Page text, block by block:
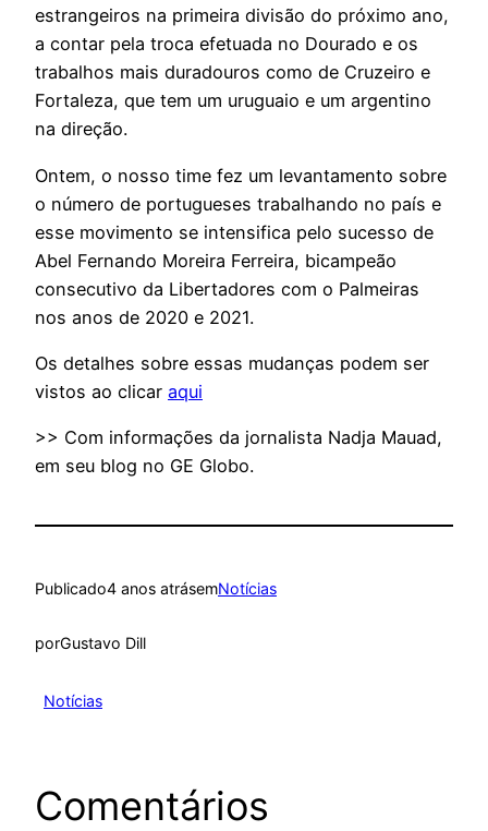
estrangeiros na primeira divisão do próximo ano,
a contar pela troca efetuada no Dourado e os
trabalhos mais duradouros como de Cruzeiro e
Fortaleza, que tem um uruguaio e um argentino
na direção.
Ontem, o nosso time fez um levantamento sobre
o número de portugueses trabalhando no país e
esse movimento se intensifica pelo sucesso de
Abel Fernando Moreira Ferreira, bicampeão
consecutivo da Libertadores com o Palmeiras
nos anos de 2020 e 2021.
Os detalhes sobre essas mudanças podem ser
vistos ao clicar aqui
>> Com informações da jornalista Nadja Mauad,
em seu blog no GE Globo.
Publicado4 anos atrásemNotícias
porGustavo Dill
Notícias
Comentários